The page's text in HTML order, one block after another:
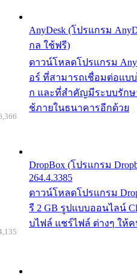
AnyDesk (โปรแกรม
กล ใช้ฟรี)
ดาวน์โหลดโปรแกรม
อร์ ที่สามารถเชื่อมต่อแบ
ก และที่สำคัญมีระบบรัก
ช้ภายในธนาคารอีกด้วย
DropBox (โปรแกรม
264.4.3385
ดาวน์โหลดโปรแกรม
รี 2 GB รูปแบบออนไลน์
บไฟล์ แชร์ไฟล์ ต่างๆ ให้